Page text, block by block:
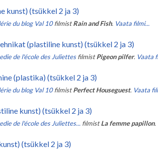
kunst) (tsükkel 2 ja 3)
du blog Val 10 filmist Rain and Fish. Vaata filmi...
(plastiline kunst) (tsükkel 2 ja 3)
de l'école des Juliettes filmist Pigeon pilfer. Vaata
(plastika) (tsükkel 2 ja 3)
du blog Val 10 filmist Perfect Houseguest. Vaata
kunst) (tsükkel 2 ja 3)
de l'école des Juliettes... filmist La femme papillon.
(tsükkel 2 ja 3)